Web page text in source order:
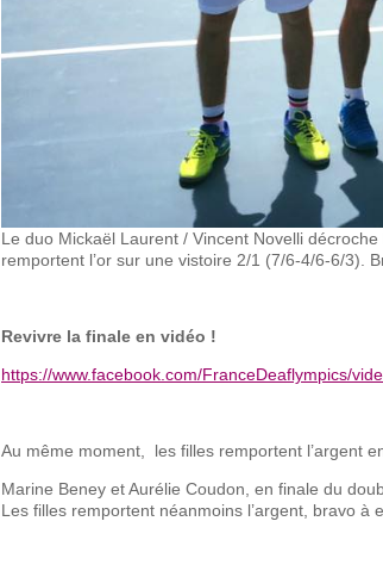
Le duo Mickaël Laurent / Vincent Novelli
remportent l’or sur une vistoire 2/1 (7/6-4/6-6/3).
Revivre la finale en vidéo !
https://www.facebook.com/FranceDeaflympics/
Au même moment, les filles remportent l’argent
Marine Beney et Aurélie Coudon, en finale du
Les filles remportent néanmoins l’argent, bravo à